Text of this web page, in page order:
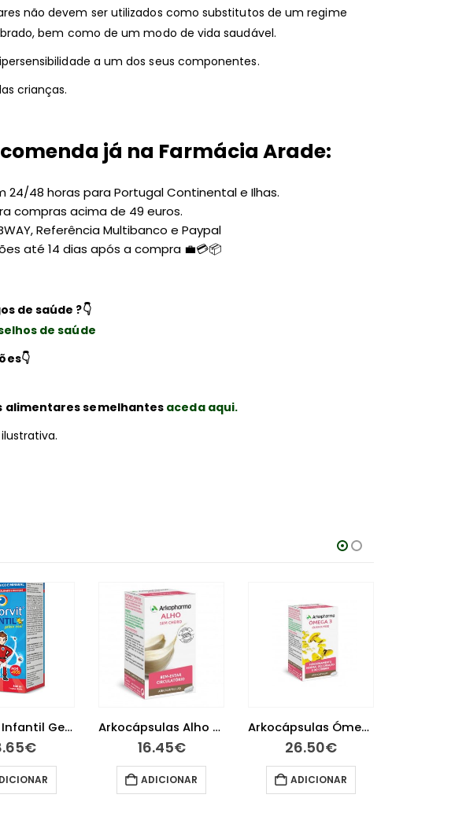
não devem ser utilizados como substitutos de um regime
bem como de um modo de vida saudável.
a um dos seus componentes.
crianças.
já na Farmácia Arade:
24/48 horas para Portugal Continental e Ilhas.
compras acima de 49 euros.
Referência Multibanco e Paypal
até 14 dias após a compra 💼💳📦
de saúde ?👇
de saúde
👇
alimentares semelhantesaceda aqui.
Absorvit Infantil Geleia Real Xarope 150 ml
€
Arkocápsulas Alho 45 cápsulas
16.45€
ADICIONAR
Arkocápsulas Ómega 3 100 cápsulas
26.50€
ADICIONAR